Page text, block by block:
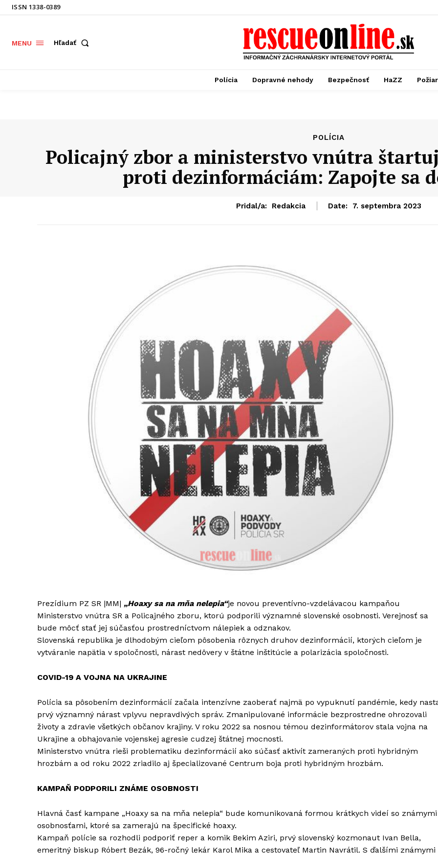
ISSN 1338-0389
MENU Hľadať
Polícia Dopravné nehody Bezpečnosť HaZZ
POLÍCIA
Policajný zbor a ministerstvo vnútra
proti dezinformáciám: Zapojte sa
Pridal/a: Redakcia Date: 7. septembra 2023
Prezídium PZ SR |MM| „Hoaxy sa na mňa nelepia“je novou preventívno-vzdelávacou kampaňou
Ministerstvo vnútra SR a Policajného zboru, ktorú podporili významné slovenské osobnosti. Verejnosť sa
bude môcť stať jej súčasťou prostredníctvom nálepiek a odznakov.
Slovenská republika je dlhodobým cieľom pôsobenia rôznych druhov dezinformácií, ktorých cieľom je
vytváranie napätia v spoločnosti, nárast nedôvery v štátne inštitúcie a polarizácia spoločnosti.
COVID-19 A VOJNA NA UKRAJINE
Polícia sa pôsobením dezinformácií začala intenzívne zaoberať najmä po vypuknutí pandémie, kedy
prvý významný nárast vplyvu nepravdivých správ. Zmanipulované informácie bezprostredne ohrozovali
životy a zdravie všetkých občanov krajiny. V roku 2022 sa nosnou témou dezinformátorov stala vojna na
Ukrajine a obhajovanie vojenskej agresie cudzej štátnej mocnosti.
Ministerstvo vnútra rieši problematiku dezinformácií ako súčasť aktivít zameraných proti hybridným
hrozbám a od roku 2022 zriadilo aj špecializované Centrum boja proti hybridným hrozbám.
KAMPAŇ PODPORILI ZNÁME OSOBNOSTI
Hlavná časť kampane „Hoaxy sa na mňa nelepia“ bude komunikovaná formou krátkych videí so známymi
osobnosťami, ktoré sa zamerajú na špecifické hoaxy.
Kampaň polície sa rozhodli podporiť reper a komik Bekim Aziri, prvý slovenský kozmonaut Ivan Bella,
emeritný biskup Róbert Bezák, 96-ročný lekár Karol Mika a cestovateľ Martin Navrátil. S ďalšími známymi